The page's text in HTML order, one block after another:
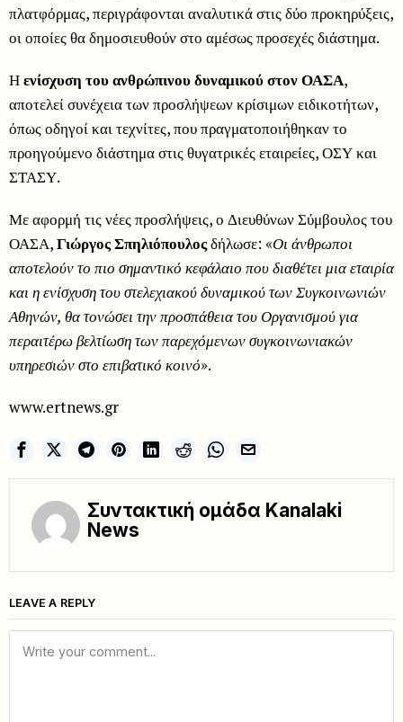
πλατφόρμας, περιγράφονται αναλυτικά στις δύο προκηρύξεις,
οι οποίες θα δημοσιευθούν στο αμέσως προσεχές διάστημα.
Ηενίσχυση του ανθρώπινου δυναμικού στον ΟΑΣΑ,
αποτελεί συνέχεια των προσλήψεων κρίσιμων ειδικοτήτων,
όπως οδηγοί και τεχνίτες, που πραγματοποιήθηκαν το
προηγούμενο διάστημα στις θυγατρικές εταιρείες, ΟΣΥ και
ΣΤΑΣΥ.
Με αφορμή τις νέες προσλήψεις, ο Διευθύνων Σύμβουλος του
ΟΑΣΑ,Γιώργος Σπηλιόπουλοςδήλωσε: «Οι άνθρωποι
αποτελούν το πιο σημαντικό κεφάλαιο που διαθέτει μια εταιρία
και η ενίσχυση του στελεχιακού δυναμικού των Συγκοινωνιών
Αθηνών, θα τονώσει την προσπάθεια του Οργανισμού για
περαιτέρω βελτίωση των παρεχόμενων συγκοινωνιακών
υπηρεσιών στο επιβατικό κοινό».
www.ertnews.gr
Συντακτική ομάδα Kanalaki
News
LEAVE A REPLY